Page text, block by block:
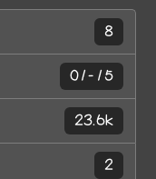
8
01-15
23.6k
2